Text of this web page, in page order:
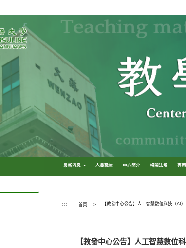
最新消息 人員職掌 中心簡介 相關法規 專
::: 首頁
【教發中心公告】人工智慧數位